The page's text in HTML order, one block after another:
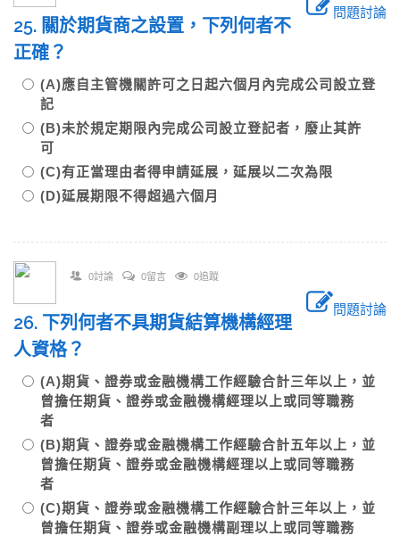
問題討論
25. 關於期貨商之設置，下列何者不
正確？
(A)應自主管機關許可之日起六個月內完成公司設立登
記
(B)未於規定期限內完成公司設立登記者，廢止其許
可
(C)有正當理由者得申請延展，延展以二次為限
(D)延展期限不得超過六個月
0討論 0留言 0追蹤
問題討論
26. 下列何者不具期貨結算機構經理
人資格？
(A)期貨、證券或金融機構工作經驗合計三年以上，並
曾擔任期貨、證券或金融機構經理以上或同等職務
者
(B)期貨、證券或金融機構工作經驗合計五年以上，並
曾擔任期貨、證券或金融機構經理以上或同等職務
者
(C)期貨、證券或金融機構工作經驗合計三年以上，並
曾擔任期貨、證券或金融機構副理以上或同等職務